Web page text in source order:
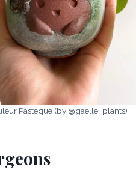
Pastèque (by @gaelle_plants)